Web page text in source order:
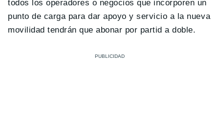
todos los operadores o negocios que incorporen un
punto de carga para dar apoyo y servicio a la nueva
movilidad tendrán que abonar por partid a doble.